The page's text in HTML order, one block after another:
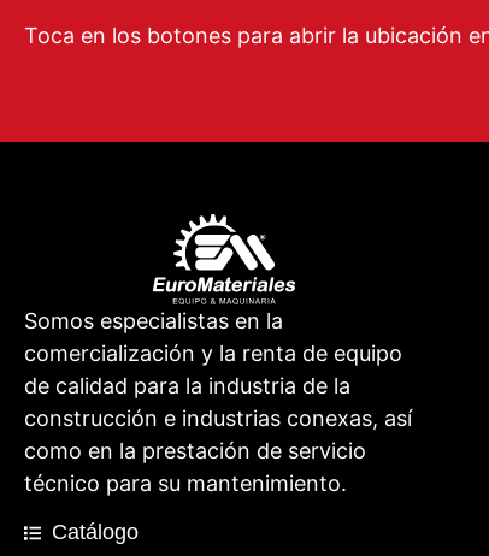
Toca en los botones para abrir la ubicación
Somos especialistas en la
comercialización y la renta de equipo
de calidad para la industria de la
construcción e industrias conexas, así
como en la prestación de servicio
técnico para su mantenimiento.
Catálogo